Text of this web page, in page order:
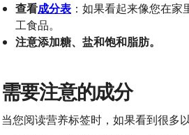
查看成分表：如果看起来像您在家
工食品。
注意添加糖、盐和饱和脂肪。
需要注意的成分
当您阅读营养标签时，如果看到很多